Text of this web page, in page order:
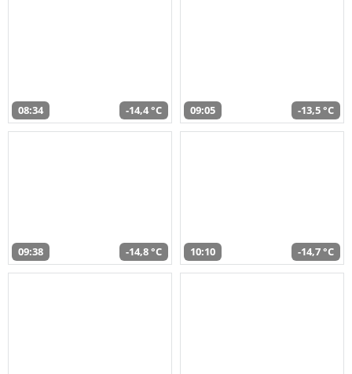
08:34 -14,4 °C 09:05 -13,5 °C
09:38 -14,8 °C 10:10 -14,7 °C